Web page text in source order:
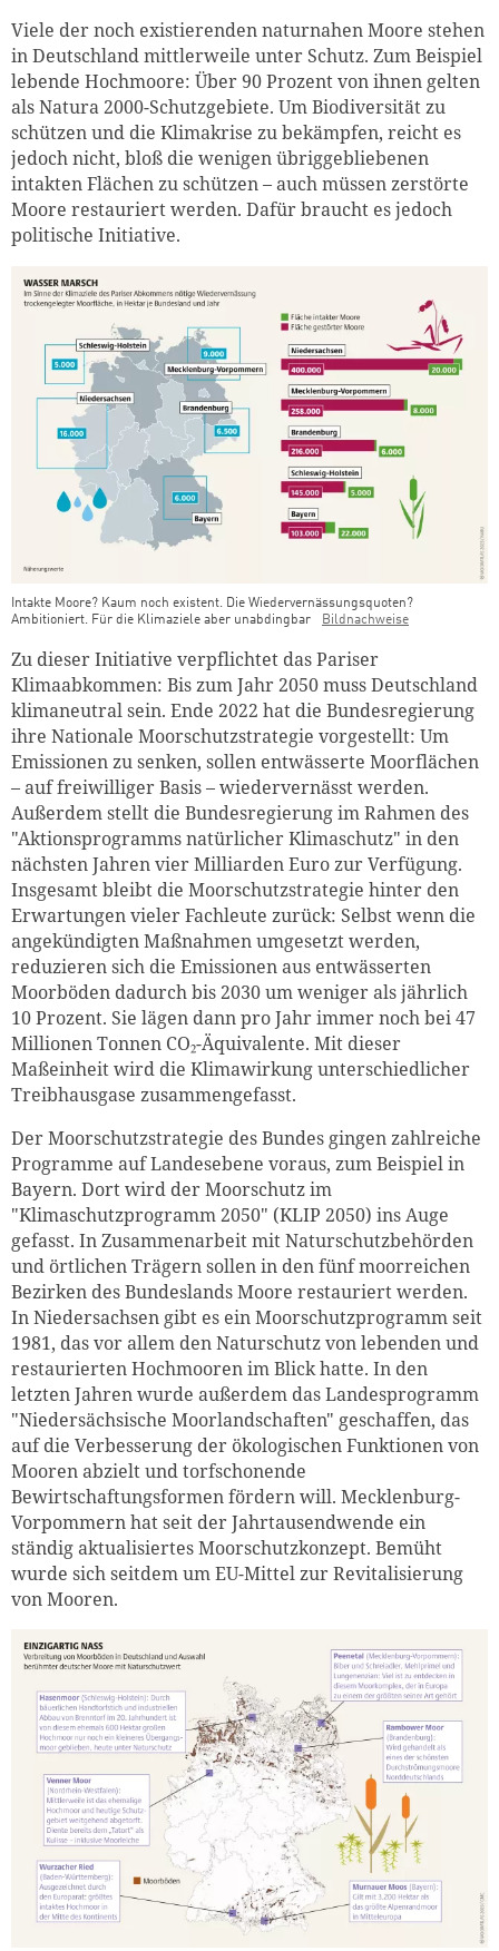
Viele der noch existierenden naturnahen Moore stehen
in Deutschland mittlerweile unter Schutz. Zum Beispiel
lebende Hochmoore: Über 90 Prozent von ihnen gelten
als Natura 2000-Schutzgebiete. Um Biodiversität zu
schützen und die Klimakrise zu bekämpfen, reicht es
jedoch nicht, bloß die wenigen übriggebliebenen
intakten Flächen zu schützen – auch müssen zerstörte
Moore restauriert werden. Dafür braucht es jedoch
politische Initiative.
Intakte Moore? Kaum noch existent. Die Wiedervernässungsquoten?
Ambitioniert. Für die Klimaziele aber unabdingbar
Bildnachweise
Zu dieser Initiative verpflichtet das Pariser
Klimaabkommen: Bis zum Jahr 2050 muss Deutschland
klimaneutral sein. Ende 2022 hat die Bundesregierung
ihre Nationale Moorschutzstrategie vorgestellt: Um
Emissionen zu senken, sollen entwässerte Moorflächen
– auf freiwilliger Basis – wiedervernässt werden.
Außerdem stellt die Bundesregierung im Rahmen des
"Aktionsprogramms natürlicher Klimaschutz" in den
nächsten Jahren vier Milliarden Euro zur Verfügung.
Insgesamt bleibt die Moorschutzstrategie hinter den
Erwartungen vieler Fachleute zurück: Selbst wenn die
angekündigten Maßnahmen umgesetzt werden,
reduzieren sich die Emissionen aus entwässerten
Moorböden dadurch bis 2030 um weniger als jährlich
10 Prozent. Sie lägen dann pro Jahr immer noch bei 47
Millionen Tonnen CO₂-Äquivalente. Mit dieser
Maßeinheit wird die Klimawirkung unterschiedlicher
Treibhausgase zusammengefasst.
Der Moorschutzstrategie des Bundes gingen zahlreiche
Programme auf Landesebene voraus, zum Beispiel in
Bayern. Dort wird der Moorschutz im
"Klimaschutzprogramm 2050" (KLIP 2050) ins Auge
gefasst. In Zusammenarbeit mit Naturschutzbehörden
und örtlichen Trägern sollen in den fünf moorreichen
Bezirken des Bundeslands Moore restauriert werden.
In Niedersachsen gibt es ein Moorschutzprogramm seit
1981, das vor allem den Naturschutz von lebenden und
restaurierten Hochmooren im Blick hatte. In den
letzten Jahren wurde außerdem das Landesprogramm
"Niedersächsische Moorlandschaften" geschaffen, das
auf die Verbesserung der ökologischen Funktionen von
Mooren abzielt und torfschonende
Bewirtschaftungsformen fördern will. Mecklenburg-
Vorpommern hat seit der Jahrtausendwende ein
ständig aktualisiertes Moorschutzkonzept. Bemüht
wurde sich seitdem um EU-Mittel zur Revitalisierung
von Mooren.